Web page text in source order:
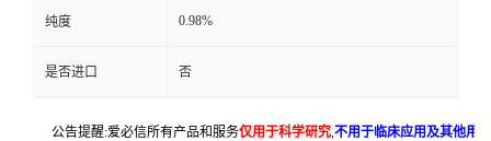
纯度 0.98%
是否进口 否
公告提醒:爱必信所有产品和服务仅用于科学研究,不用于临床应用及其他用